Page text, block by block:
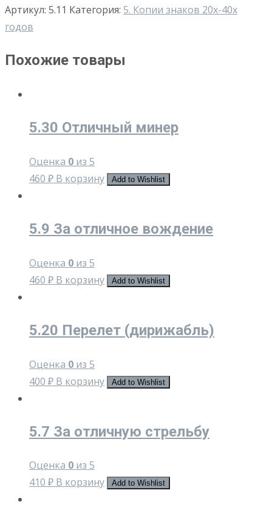
Артикул: 5.11 Категория: 5. Копии знаков 20х-40х
годов
Похожие товары
5.30 Отличный минер
Оценка 0 из 5
460 ₽ В корзину Add to Wishlist
5.9 За отличное вождение
Оценка 0 из 5
460 ₽ В корзину Add to Wishlist
5.20 Перелет (дирижабль)
Оценка 0 из 5
400 ₽ В корзину Add to Wishlist
5.7 За отличную стрельбу
Оценка 0 из 5
410 ₽ В корзину Add to Wishlist